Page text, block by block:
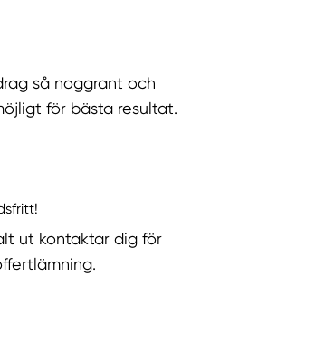
så noggrant och
för bästa resultat.
ut kontaktar dig för